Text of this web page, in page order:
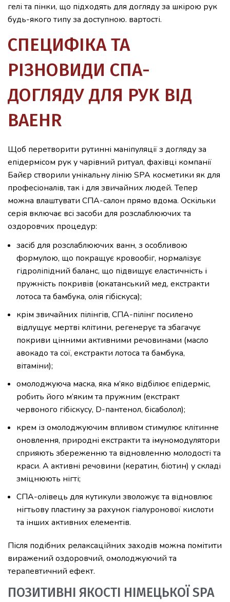
гелі та пінки, що підходять для догляду за шкірою рук
будь-якого типу за доступною. вартості.
СПЕЦИФІКА ТА
РІЗНОВИДИ СПА-
ДОГЛЯДУ ДЛЯ РУК ВІД
ВAEHR
Щоб перетворити рутинні маніпуляції з догляду за
епідермісом рук у чарівний ритуал, фахівці компанії
Байєр створили унікальну лінію SPA косметики як для
професіоналів, так і для звичайних людей. Тепер
можна влаштувати СПА-салон прямо вдома. Оскільки
серія включає всі засоби для розслаблюючих та
оздоровчих процедур:
засіб для розслаблюючих ванн, з особливою
формулою, що покращує кровообіг, нормалізує
гідроліпідний баланс, що підвищує еластичність і
пружність покривів (юкатанський мед, екстракти
лотоса та бамбука, олія гібіскуса);
крім звичайних пілінгів, СПА-пілінг посилено
відлущує мертві клітини, регенерує та збагачує
покриви цінними активними речовинами (масло
авокадо та сої, екстракти лотоса та бамбука,
вітаміни);
омолоджуюча маска, яка м’яко відбілює епідерміс,
робить його м’яким та пружним (екстракт
червоного гібіскусу, D-пантенол, бісаболол);
крем із омолоджуючим впливом стимулює клітинне
оновлення, природні екстракти та імуномодулятори
сприяють збереженню та відновленню молодості та
краси. А активні речовини (кератин, біотин) у складі
зміцнюють нігті;
СПА-олівець для кутикули зволожує та відновлює
нігтьову пластину за рахунок гіалуронової кислоти
та інших активних елементів.
Після подібних релаксаційних заходів можна помітити
виражений оздоровчий, омолоджуючий та
терапевтичний ефект.
ПОЗИТИВНІ ЯКОСТІ НІМЕЦЬКОЇ SPA